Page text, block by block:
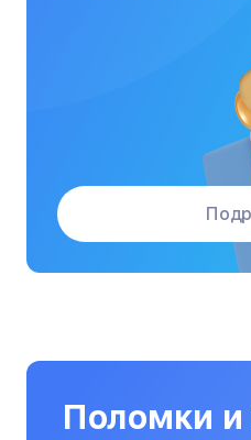
Микроволновые печи
Морозильные камеры
Поломки и